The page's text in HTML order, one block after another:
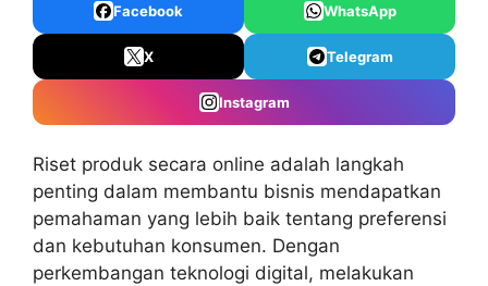
Facebook WhatsApp
X Telegram
Instagram
Riset produk secara online adalah langkah
penting dalam membantu bisnis mendapatkan
pemahaman yang lebih baik tentang preferensi
dan kebutuhan konsumen. Dengan
perkembangan teknologi digital, melakukan